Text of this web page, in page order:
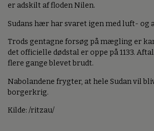
er adskilt af floden Nilen.
Sudans hær har svaret igen med luft- og
Trods gentagne forsøg på mægling er
det officielle dødstal er oppe på 1133.
flere gange blevet brudt.
Nabolandene frygter, at hele Sudan vil
borgerkrig.
Kilde: /ritzau/